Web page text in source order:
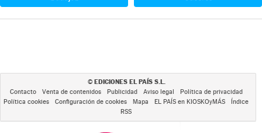
© EDICIONES EL PAÍS S.L.
Contacto Venta de contenidos Publicidad Aviso legal
Política de privacidad
Política cookies
Configuración de cookies Mapa EL PAÍS en KIOSKOyMÁS
Índice
RSS